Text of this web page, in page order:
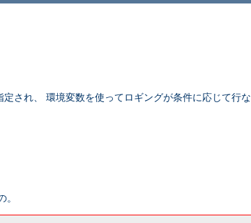
され、 環境変数を使ってロギングが条件に応じて行